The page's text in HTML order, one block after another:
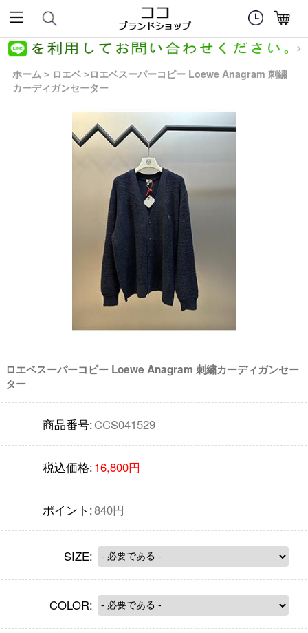
ホーム > ロエベ >ロエベスーパーコピー Loewe Anagram 刺繍
カーディガンセーター
ロエベスーパーコピー Loewe Anagram 刺繍カーディガンセー
ター
商品番号:CCS041529
税込価格:16,800円
ポイント:840円
SIZE:
COLOR: